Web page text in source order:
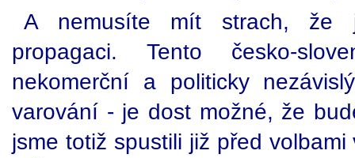
A nemusíte mít strach, že
propagaci. Tento česko-
nekomerční a politicky
varování - je dost možné, že
jsme totiž spustili již před